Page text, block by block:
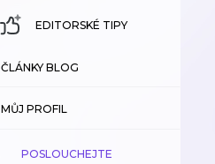
EDITORSKÉ TIPY
ČLÁNKY BLOG
MŮJ PROFIL
POSLOUCHEJTE